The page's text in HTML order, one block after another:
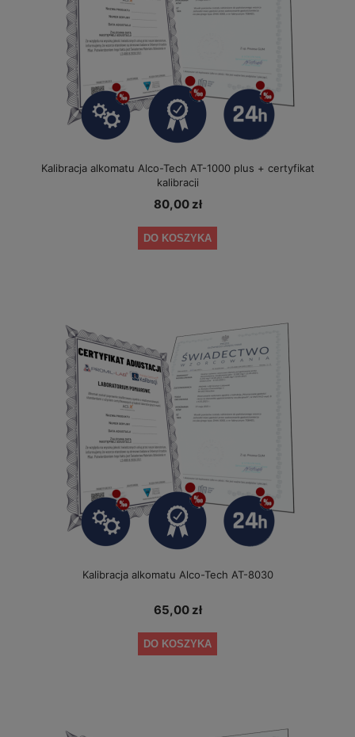
Kalibracja alkomatu Alco-Tech AT-1000 plus + certyfikat
kalibracji
80,00 zł
DO KOSZYKA
Kalibracja alkomatu Alco-Tech AT-8030
65,00 zł
DO KOSZYKA